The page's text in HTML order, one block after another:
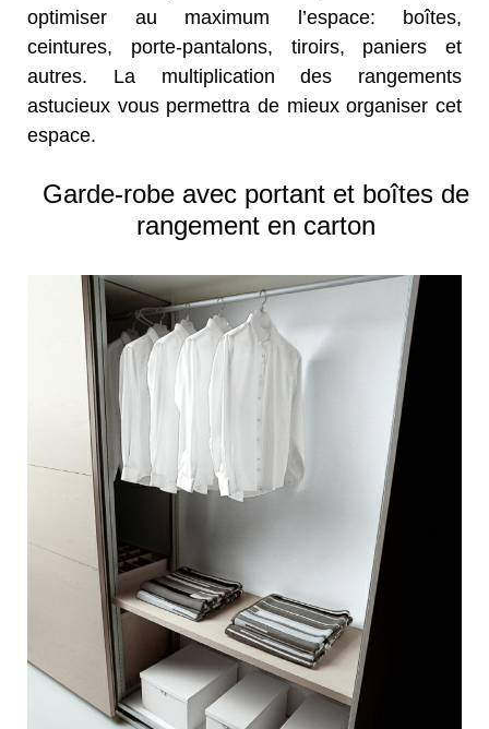
optimiser au maximum l’espace: boîtes,
ceintures, porte-pantalons, tiroirs, paniers et
autres. La multiplication des rangements
astucieux vous permettra de mieux organiser cet
espace.
Garde-robe avec portant et boîtes de
rangement en carton